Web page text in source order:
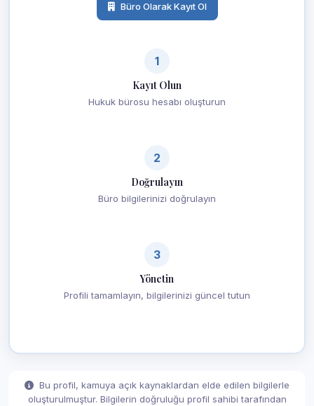
Büro Olarak Kayıt Ol
1
Kayıt Olun
Hukuk bürosu hesabı oluşturun
2
Doğrulayın
Büro bilgilerinizi doğrulayın
3
Yönetin
Profili tamamlayın, bilgilerinizi güncel tutun
Bu profil, kamuya açık kaynaklardan elde edilen bilgilerle
oluşturulmuştur. Bilgilerin doğruluğu profil sahibi tarafından